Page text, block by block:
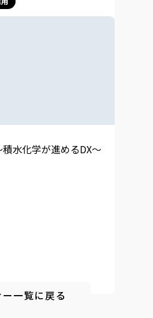
水化学が進めるDX～
一覧に戻る